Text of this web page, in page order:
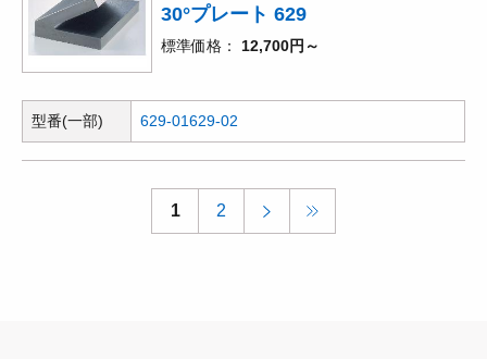
30°プレート 629
標準価格 12,700円～
型番(一部) 629-01629-02
1 2